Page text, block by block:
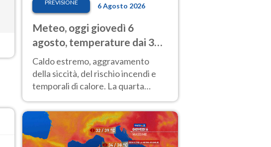
PREVISIONE 6 Agosto 2026
Meteo, oggi giovedì 6
agosto, temperature dai 33
ai 40 gradi
Caldo estremo, aggravamento
della siccità, del rischio incendi e
temporali di calore. La quarta
tregua e durerà fino Ferragosto